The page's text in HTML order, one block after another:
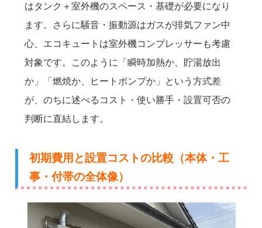
はタンク＋室外機のスペース・基礎が必要になり
ます。さらに騒音・振動源はガスが排気ファン中
心、エコキュートは室外機コンプレッサーも考慮
対象です。このように「瞬時加熱か、貯湯放出
か」「燃焼か、ヒートポンプか」という方式差
が、のちに述べるコスト・使い勝手・設置可否の
判断に直結します。
初期費用と設置コストの比較（本体・工
事・付帯の全体像）